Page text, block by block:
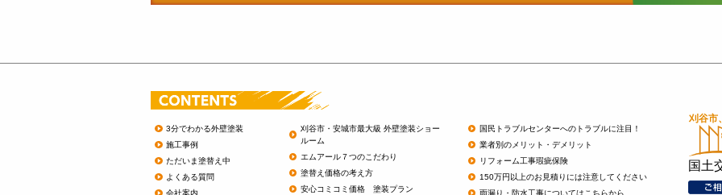
3分でわかる外壁塗装
施工事例
ただいま塗替え中
よくある質問
会社案内
刈谷市・安城市最大級 外壁塗装ショー
ルーム
エムアール７つのこだわり
塗替え価格の考え方
安心コミコミ価格 塗装プラン
国民トラブルセンターへのトラブルに注目！
業者別のメリット・デメリット
リフォーム工事瑕疵保険
150万円以上のお見積りには注意してください
雨漏り・防水工事についてはこちらから
国土